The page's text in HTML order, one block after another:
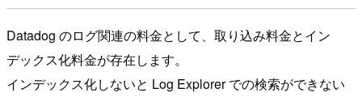
Datadog のログ関連の料金として、取り込み料金とイン
デックス化料金が存在します。
インデックス化しないと Log Explorer での検索ができない